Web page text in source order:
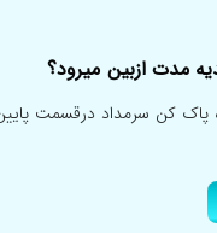
مدت ازبین میرود؟